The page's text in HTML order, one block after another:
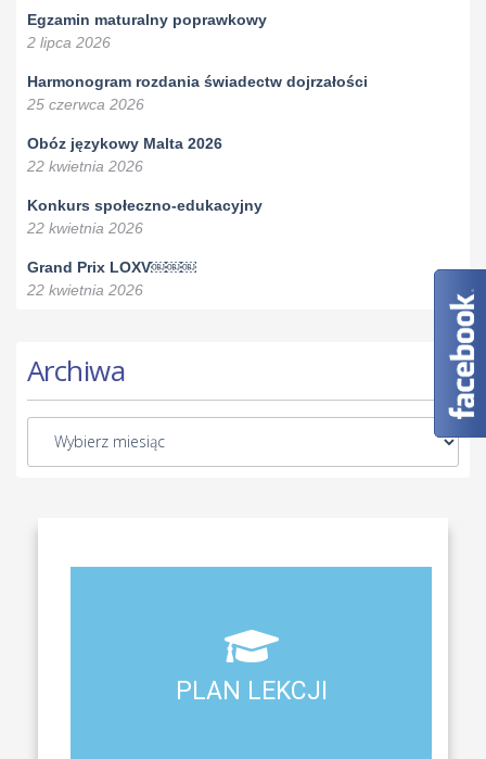
Egzamin maturalny poprawkowy
2 lipca 2026
Harmonogram rozdania świadectw dojrzałości
25 czerwca 2026
Obóz językowy Malta 2026
22 kwietnia 2026
Konkurs społeczno-edukacyjny
22 kwietnia 2026
Grand Prix LOXV￼￼￼
22 kwietnia 2026
Archiwa
PLAN LEKCJI
PLAN LEKCJI